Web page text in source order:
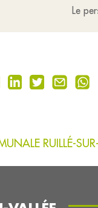
et les
RUILLÉ-